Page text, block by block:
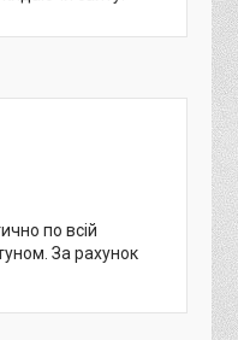
по всій
За рахунок